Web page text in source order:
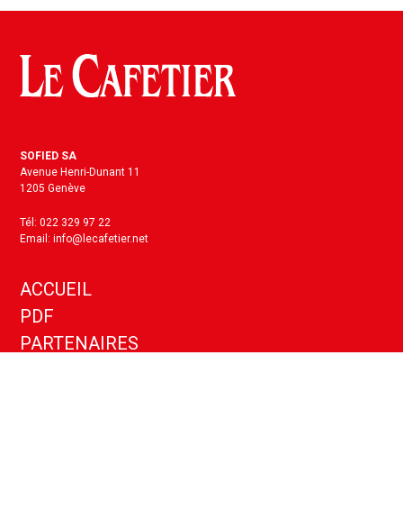
SOFIED SA
Avenue Henri-Dunant 11
1205 Genève
Tél: 022 329 97 22
Email: info@lecafetier.net
ACCUEIL
PDF
PARTENAIRES